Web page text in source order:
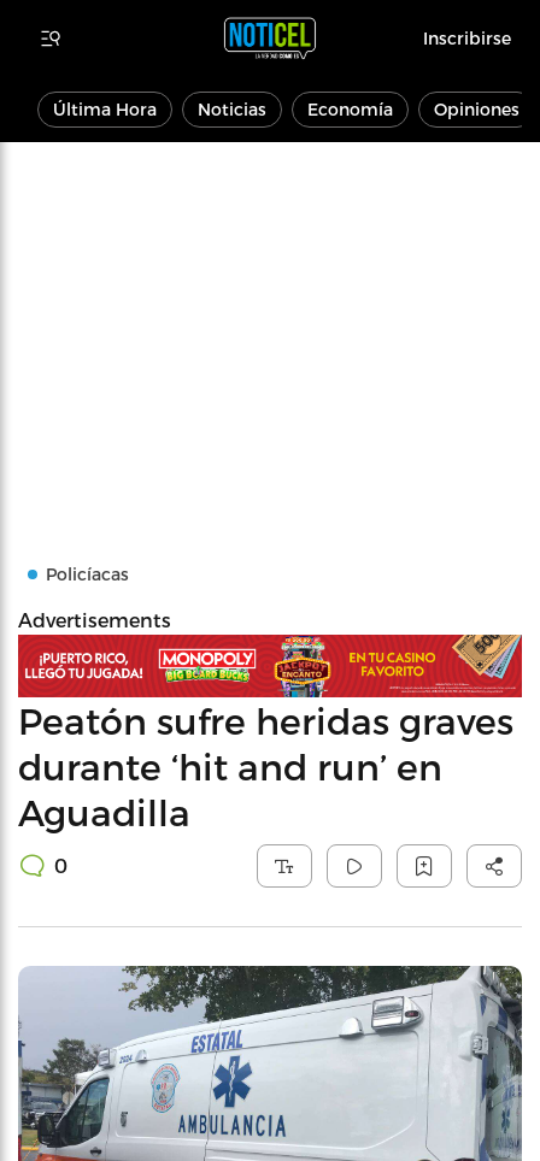
Inscribirse
Última Hora Noticias Economía Opiniones
Policíacas
Advertisements
Peatón sufre heridas graves
durante ‘hit and run’ en
Aguadilla
0